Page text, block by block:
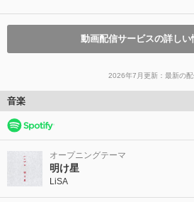
動画配信サービスの詳しい
2026年7月更新：最新の
音楽
オープニングテーマ
明け星
LiSA